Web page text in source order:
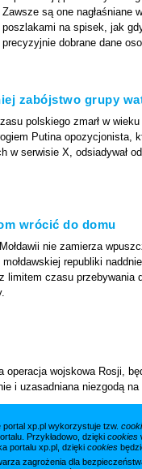
xp.pl wykorzystuje tzw.
Przykładowo, dzięki cookies
portalu xp.pl, dzięki cookies
zagrożenia dla
Zawsze są one nagłaśniane
poszlakami na spisek, jak
precyzyjnie dobrane dane
zabójstwo grupy
polskiego zmarł w
Putina opozycjonista,
w serwisie X, odsiadywał
wrócić do domu
nie zamierza
republiki
limitem czasu
operacja wojskowa Rosji,
i uzasadniana niezgodą